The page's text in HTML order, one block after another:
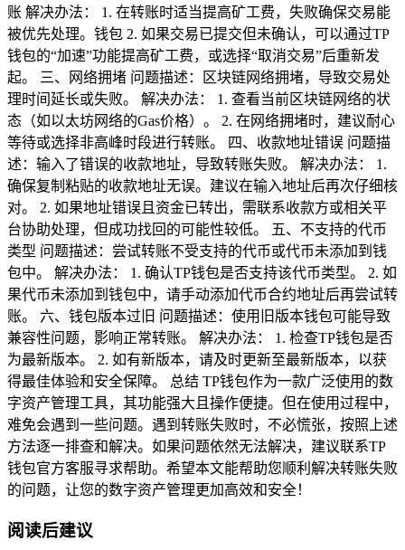
账 解决办法： 1. 在转账时适当提高矿工费，失败确保交易能
被优先处理。钱包 2. 如果交易已提交但未确认，可以通过TP
钱包的“加速”功能提高矿工费，或选择“取消交易”后重新发
起。 三、网络拥堵 问题描述：区块链网络拥堵，导致交易处
理时间延长或失败。 解决办法： 1. 查看当前区块链网络的状
态（如以太坊网络的Gas价格）。 2. 在网络拥堵时，建议耐心
等待或选择非高峰时段进行转账。 四、收款地址错误 问题描
述：输入了错误的收款地址，导致转账失败。 解决办法： 1.
确保复制粘贴的收款地址无误。建议在输入地址后再次仔细核
对。 2. 如果地址错误且资金已转出，需联系收款方或相关平
台协助处理，但成功找回的可能性较低。 五、不支持的代币
类型 问题描述：尝试转账不受支持的代币或代币未添加到钱
包中。 解决办法： 1. 确认TP钱包是否支持该代币类型。 2. 如
果代币未添加到钱包中，请手动添加代币合约地址后再尝试转
账。 六、钱包版本过旧 问题描述：使用旧版本钱包可能导致
兼容性问题，影响正常转账。 解决办法： 1. 检查TP钱包是否
为最新版本。 2. 如有新版本，请及时更新至最新版本，以获
得最佳体验和安全保障。 总结 TP钱包作为一款广泛使用的数
字资产管理工具，其功能强大且操作便捷。但在使用过程中，
难免会遇到一些问题。遇到转账失败时，不必慌张，按照上述
方法逐一排查和解决。如果问题依然无法解决，建议联系TP
钱包官方客服寻求帮助。希望本文能帮助您顺利解决转账失败
的问题，让您的数字资产管理更加高效和安全！
阅读后建议